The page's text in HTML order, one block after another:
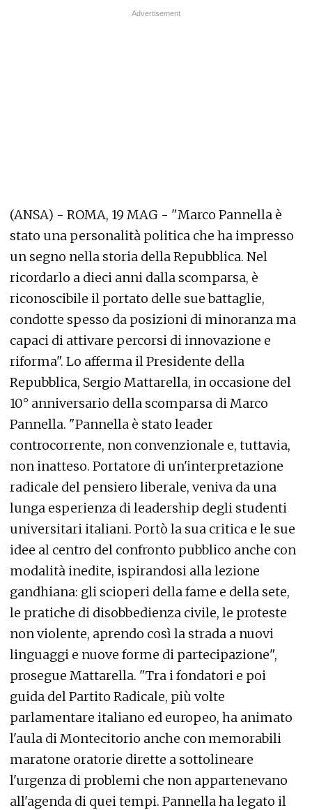
(ANSA) - ROMA, 19 MAG - "Marco Pannella è
stato una personalità politica che ha impresso
un segno nella storia della Repubblica. Nel
ricordarlo a dieci anni dalla scomparsa, è
riconoscibile il portato delle sue battaglie,
condotte spesso da posizioni di minoranza ma
capaci di attivare percorsi di innovazione e
riforma". Lo afferma il Presidente della
Repubblica, Sergio Mattarella, in occasione del
10° anniversario della scomparsa di Marco
Pannella. "Pannella è stato leader
controcorrente, non convenzionale e, tuttavia,
non inatteso. Portatore di un'interpretazione
radicale del pensiero liberale, veniva da una
lunga esperienza di leadership degli studenti
universitari italiani. Portò la sua critica e le sue
idee al centro del confronto pubblico anche con
modalità inedite, ispirandosi alla lezione
gandhiana: gli scioperi della fame e della sete,
le pratiche di disobbedienza civile, le proteste
non violente, aprendo così la strada a nuovi
linguaggi e nuove forme di partecipazione",
prosegue Mattarella. "Tra i fondatori e poi
guida del Partito Radicale, più volte
parlamentare italiano ed europeo, ha animato
l'aula di Montecitorio anche con memorabili
maratone oratorie dirette a sottolineare
l'urgenza di problemi che non appartenevano
all'agenda di quei tempi. Pannella ha legato il